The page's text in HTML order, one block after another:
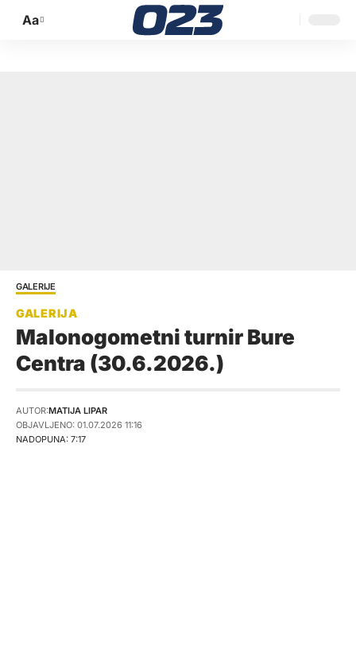
Promijeni
Aa
GALERIJE
Malonogometni turnir Bure
Centra (30.6.2026.)
NADOPUNA: 7:17
AUTOR:MATIJA LIPAR
OBJAVLJENO: 01.07.2026 11:16